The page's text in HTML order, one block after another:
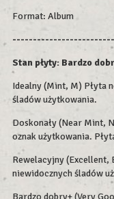
Format: Album
Stan płyty: Bardzo
Idealny (Mint, M) Płyta
śladów użytkowania.
Doskonały (Near Mint,
oznak użytkowania.
Rewelacyjny (Excellent,
niewidocznych śladów